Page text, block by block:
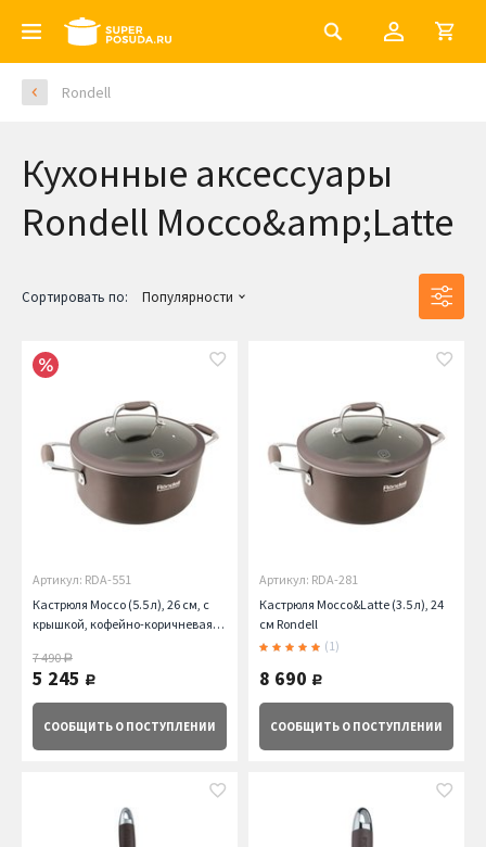
Rondell
Кухонные аксессуары
Rondell Mocco&amp;Latte
Сортировать по: Популярности
Артикул: RDA-551
Кастрюля Mocco (5.5 л), 26 см, с
крышкой, кофейно-коричневая
7 490руб.
5 245 руб.
СООБЩИТЬ О ПОСТУПЛЕНИИ
Артикул: RDA-281
Кастрюля Mocco&Latte (3.5 л), 24
см Rondell
(1)
8 690 руб.
СООБЩИТЬ О ПОСТУПЛЕНИИ